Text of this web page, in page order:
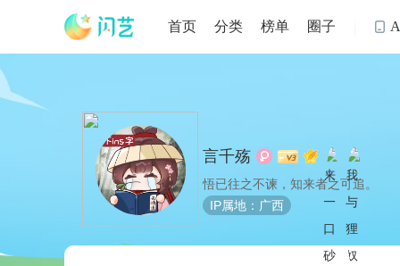
首页 分类 榜单 圈子 
言千殇
悟已往之不谏，知来者之可追。
IP属地：广西